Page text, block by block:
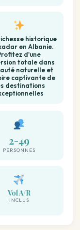
historique
en Albanie.
d'une
totale dans
naturelle et
captivante de
destinations
2-49
PERSONNES
Vol A/R
INCLUS